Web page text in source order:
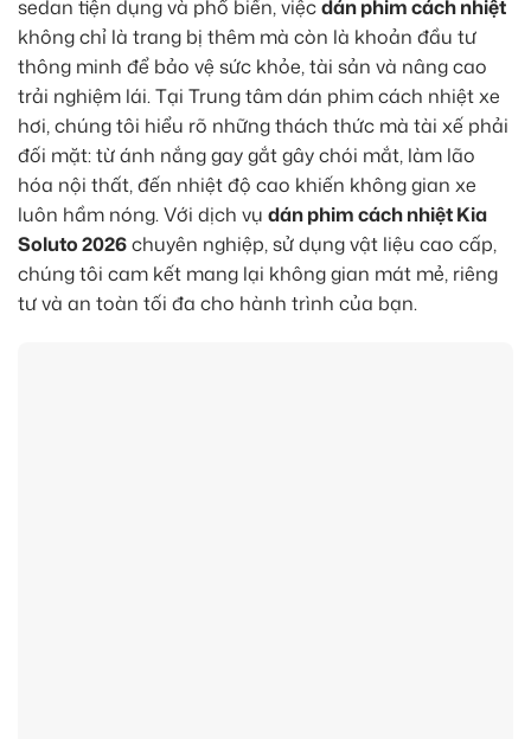
sedan tiện dụng và phổ biến, việcdán phim cách nhiệt
không chỉ là trang bị thêm mà còn là khoản đầu tư
thông minh để bảo vệ sức khỏe, tài sản và nâng cao
trải nghiệm lái. Tại Trung tâm dán phim cách nhiệt xe
hơi, chúng tôi hiểu rõ những thách thức mà tài xế phải
đối mặt: từ ánh nắng gay gắt gây chói mắt, làm lão
hóa nội thất, đến nhiệt độ cao khiến không gian xe
luôn hầm nóng. Với dịch vụ dán phim cách nhiệt Kia
Soluto 2026chuyên nghiệp, sử dụng vật liệu cao cấp,
chúng tôi cam kết mang lại không gian mát mẻ, riêng
tư và an toàn tối đa cho hành trình của bạn.